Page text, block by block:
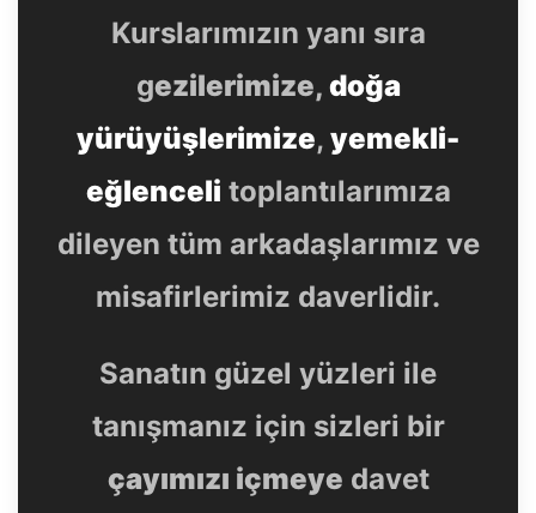
Kurslarımızın yanı sıra
gezilerimize, doğa
yürüyüşlerimize, yemekli-
eğlenceli toplantılarımıza
dileyen tüm arkadaşlarımız ve
misafirlerimiz daverlidir.
Sanatın güzel yüzleri ile
tanışmanız için sizleri bir
çayımızı içmeye davet